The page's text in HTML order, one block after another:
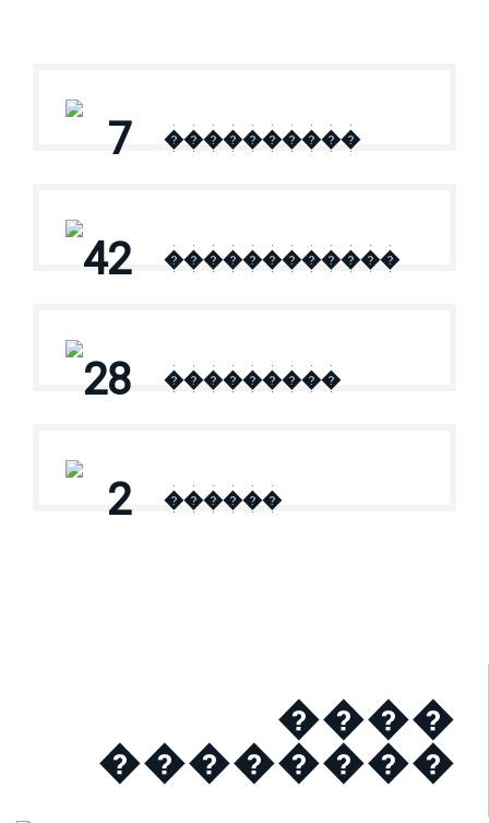
7 ����������
42 ������������
28 ���������
2 ������
����
��������